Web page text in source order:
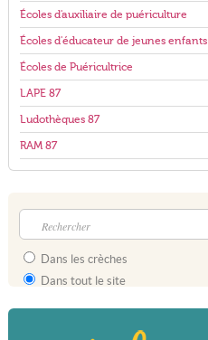
Écoles d'auxiliaire de puériculture
Écoles d'éducateur de jeunes enfants
Écoles de Puéricultrice
LAPE 87
Ludothèques 87
RAM 87
Dans les crèches
Dans tout le site